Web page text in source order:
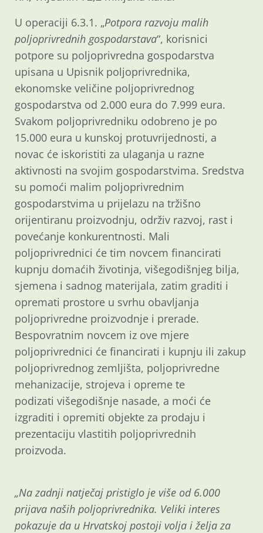
U operaciji 6.3.1. „Potpora razvoju malih
poljoprivrednih gospodarstava“, korisnici
potpore su poljoprivredna gospodarstva
upisana u Upisnik poljoprivrednika,
ekonomske veličine poljoprivrednog
gospodarstva od 2.000 eura do 7.999 eura.
Svakom poljoprivredniku odobreno je po
15.000 eura u kunskoj protuvrijednosti, a
novac će iskoristiti za ulaganja u razne
aktivnosti na svojim gospodarstvima. Sredstva
su pomoći malim poljoprivrednim
gospodarstvima u prijelazu na tržišno
orijentiranu proizvodnju, održiv razvoj, rast i
povećanje konkurentnosti. Mali
poljoprivrednici će tim novcem financirati
kupnju domaćih životinja, višegodišnjeg bilja,
sjemena i sadnog materijala, zatim graditi i
opremati prostore u svrhu obavljanja
poljoprivredne proizvodnje i prerade.
Bespovratnim novcem iz ove mjere
poljoprivrednici će financirati i kupnju ili zakup
poljoprivrednog zemljišta, poljoprivredne
mehanizacije, strojeva i opreme te
podizati višegodišnje nasade, a moći će
izgraditi i opremiti objekte za prodaju i
prezentaciju vlastitih poljoprivrednih
proizvoda.
„Na zadnji natječaj pristiglo je više od 6.000
prijava naših poljoprivrednika. Veliki interes
pokazuje da u Hrvatskoj postoji volja i želja za